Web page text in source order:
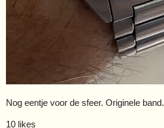
Nog eentje voor de sfeer. Originele band.
10 likes